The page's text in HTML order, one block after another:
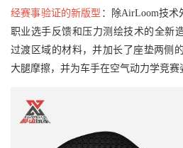
经赛事验证的新版型 ：除AirLoom技术
职业选手反馈和压力测绘技术的全新
过渡区域的材料，并加长了座垫两侧
大腿摩擦，并为车手在空气动力学竞赛